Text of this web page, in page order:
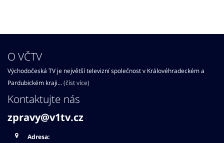
O VČTV
Východočeská TV je největší televizní společnost v Královéhradeckém a
Pardubickém kraji...(číst více)
Kontaktujte nás
zpravy@v1tv.cz
Adresa: